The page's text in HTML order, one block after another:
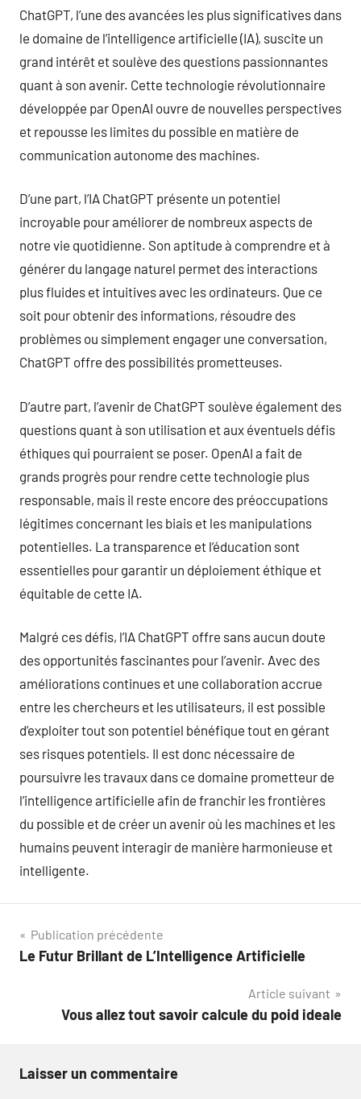
ChatGPT, l’une des avancées les plus significatives dans
le domaine de l’intelligence artificielle (IA), suscite un
grand intérêt et soulève des questions passionnantes
quant à son avenir. Cette technologie révolutionnaire
développée par OpenAI ouvre de nouvelles perspectives
et repousse les limites du possible en matière de
communication autonome des machines.
D’une part, l’IA ChatGPT présente un potentiel
incroyable pour améliorer de nombreux aspects de
notre vie quotidienne. Son aptitude à comprendre et à
générer du langage naturel permet des interactions
plus fluides et intuitives avec les ordinateurs. Que ce
soit pour obtenir des informations, résoudre des
problèmes ou simplement engager une conversation,
ChatGPT offre des possibilités prometteuses.
D’autre part, l’avenir de ChatGPT soulève également des
questions quant à son utilisation et aux éventuels défis
éthiques qui pourraient se poser. OpenAI a fait de
grands progrès pour rendre cette technologie plus
responsable, mais il reste encore des préoccupations
légitimes concernant les biais et les manipulations
potentielles. La transparence et l’éducation sont
essentielles pour garantir un déploiement éthique et
équitable de cette IA.
Malgré ces défis, l’IA ChatGPT offre sans aucun doute
des opportunités fascinantes pour l’avenir. Avec des
améliorations continues et une collaboration accrue
entre les chercheurs et les utilisateurs, il est possible
d’exploiter tout son potentiel bénéfique tout en gérant
ses risques potentiels. Il est donc nécessaire de
poursuivre les travaux dans ce domaine prometteur de
l’intelligence artificielle afin de franchir les frontières
du possible et de créer un avenir où les machines et les
humains peuvent interagir de manière harmonieuse et
intelligente.
Navigation
de
Publication précédente
Le Futur Brillant de L’Intelligence Artificielle
Article suivant
Vous allez tout savoir calcule du poid ideale
Laisser un commentaire